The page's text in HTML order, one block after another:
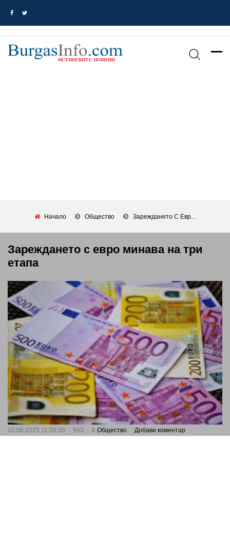
Начало Общество Зареждането С Евр...
Зареждането с евро минава на три
етапа
20.08.2025 11:30:35 943 Общество Добави коментар